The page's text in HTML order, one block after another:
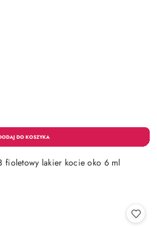
fioletowy lakier kocie oko 6 ml